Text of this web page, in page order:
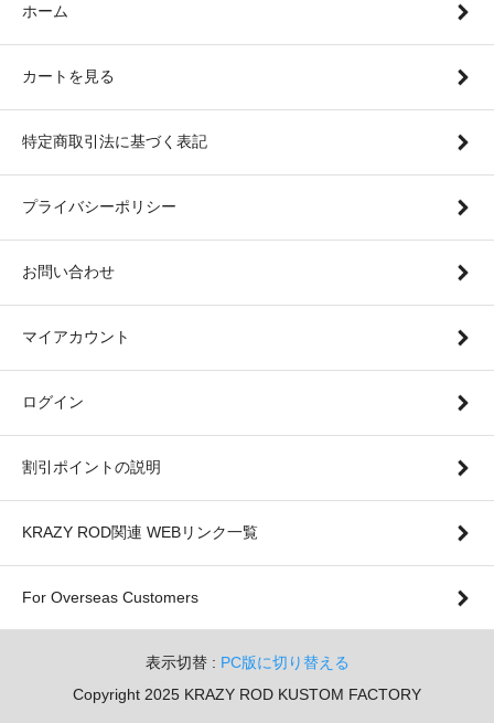
ホーム
カートを見る
特定商取引法に基づく表記
プライバシーポリシー
お問い合わせ
マイアカウント
ログイン
割引ポイントの説明
KRAZY ROD関連 WEBリンク一覧
For Overseas Customers
表示切替 : PC版に切り替える
Copyright 2025 KRAZY ROD KUSTOM FACTORY